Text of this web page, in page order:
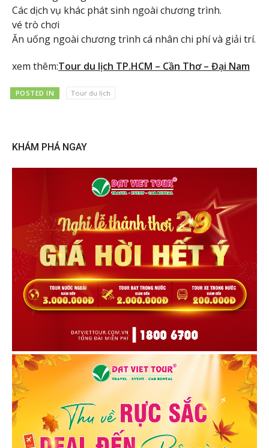
Các dịch vụ khác phát sinh ngoài chương trình.
vé trò chơi
Ăn uống ngoài chương trình cá nhân chi phí và giải trí.
xem thêm:Tour du lịch TP.HCM – Cần Thơ – Đại Nam
POSTED IN Tour du lịch
KHÁM PHÁ NGAY